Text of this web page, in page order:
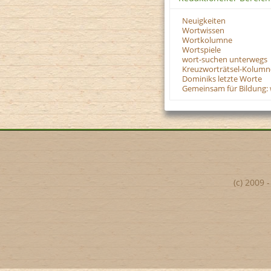
Neuigkeiten
Wortwissen
Wortkolumne
Wortspiele
wort-suchen unterwegs
Kreuzworträtsel-
Dominiks letzte Worte
Gemeinsam für
(c) 2009